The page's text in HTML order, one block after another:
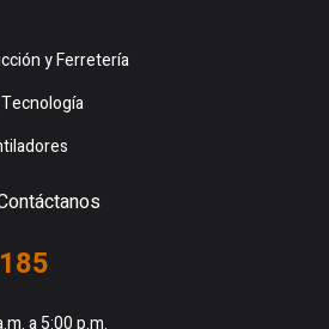
y Ferretería
a 5:00 p.m.